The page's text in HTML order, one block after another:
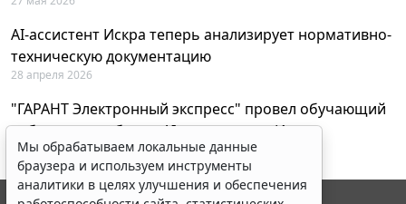
AI-ассистент Искра теперь анализирует нормативно-
техническую документацию
28 апреля 2026
"ГАРАНТ Электронный экспресс" провел обучающий
вебинар по работе с AI-ассистентом Искра
23 апреля 2026
Мы обрабатываем локальные данные
браузера и используем инструменты
аналитики в целях улучшения и обеспечения